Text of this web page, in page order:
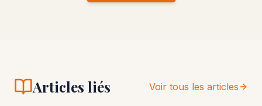
Articles liés Voir tous les articles